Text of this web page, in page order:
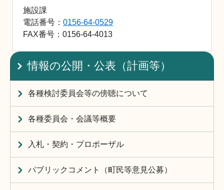
施設課
電話番号：0156-64-0529
FAX番号：0156-64-4013
情報の公開・公表（計画等）
各種検討委員会等の傍聴について
各種委員会・会議等概要
入札・契約・プロポーザル
パブリックコメント（町民等意見公募）